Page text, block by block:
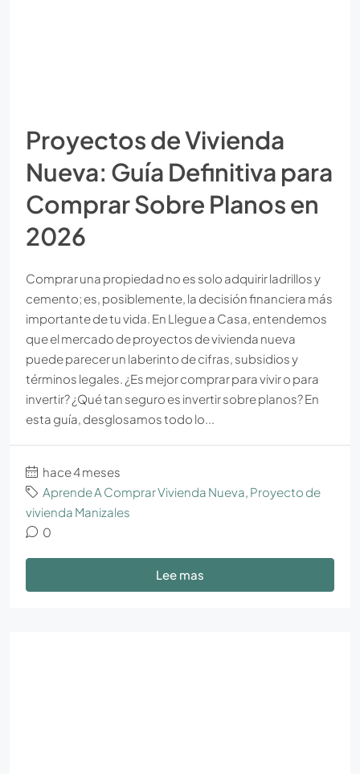
Proyectos de Vivienda
Nueva: Guía Definitiva para
Comprar Sobre Planos en
2026
Comprar una propiedad no es solo adquirir ladrillos y
cemento; es, posiblemente, la decisión financiera más
importante de tu vida. En Llegue a Casa, entendemos
que el mercado de proyectos de vivienda nueva
puede parecer un laberinto de cifras, subsidios y
términos legales. ¿Es mejor comprar para vivir o para
invertir? ¿Qué tan seguro es invertir sobre planos? En
esta guía, desglosamos todo lo...
hace 4 meses
Aprende A Comprar Vivienda Nueva, Proyecto de
vivienda Manizales
0
Lee mas